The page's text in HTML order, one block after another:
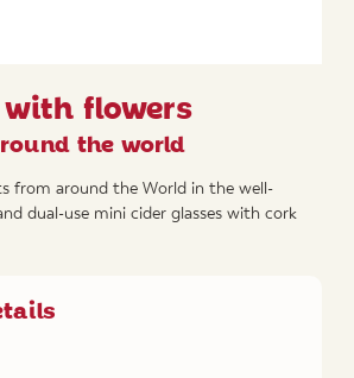
with flowers
the world
from around the World in the well-
dual-use mini cider glasses with cork